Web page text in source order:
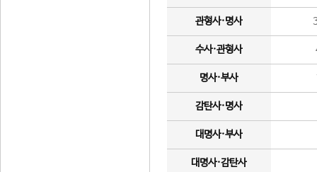
관형사·명사
수사·관형사
명사·부사
감탄사·명사
대명사·부사
대명사·감탄사